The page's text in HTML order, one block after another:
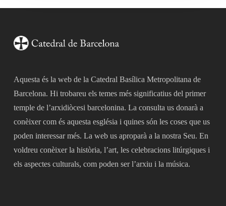
Aquesta és la web de la Catedral Basílica Metropolitana de
Barcelona. Hi trobareu els temes més significatius del primer
temple de l’arxidiòcesi barcelonina. La consulta us donarà a
conèixer com és aquesta església i quines són les coses que us
poden interessar més. La web us aproparà a la nostra Seu. En
voldreu conèixer la història, l’art, les celebracions litúrgiques i
els aspectes culturals, com poden ser l’arxiu i la música.